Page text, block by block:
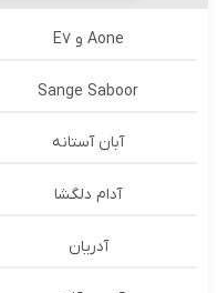
Aone و E7
Sange Saboor
آبان آستانه
آدام دلگشا
آدریان